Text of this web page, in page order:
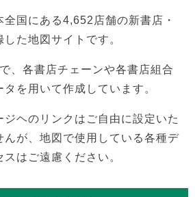
国にある4,652店舗の新書店・
た地図サイトです。
、各書店チェーンや各書店組合
を用いて作成しています。
ヘのリンクはご自由に設定いた
んが、地図で使用している各種デ
はご遠慮ください。